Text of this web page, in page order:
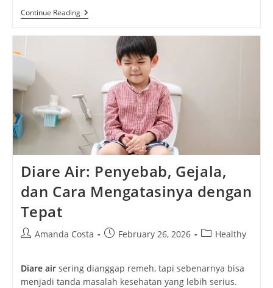
Continue ReadingJaecoo
J5
Mengubah
Kita
Merasakan
Jalan
Dan
Masa
Depan
Diare Air: Penyebab, Gejala,
dan Cara Mengatasinya dengan
Tepat
PostAmanda Costa
PostFebruary 26, 2026
PostHealthy
Diare airsering dianggap remeh, tapi sebenarnya bisa
menjadi tanda masalah kesehatan yang lebih serius.